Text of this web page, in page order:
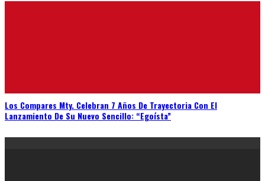
Los Compares Mty. Celebran 7 Años De Trayectoria Con El
Lanzamiento De Su Nuevo Sencillo: “Egoísta”